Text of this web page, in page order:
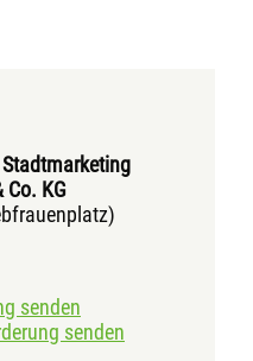
Co. KG
senden
senden